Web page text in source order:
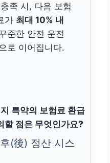
족 시, 다음 보험
가 최대 10% 내
준한 안전 운전
로 이어집니다.
특약의 보험료 환급
할 점은 무엇인가요?
(後) 정산 시스